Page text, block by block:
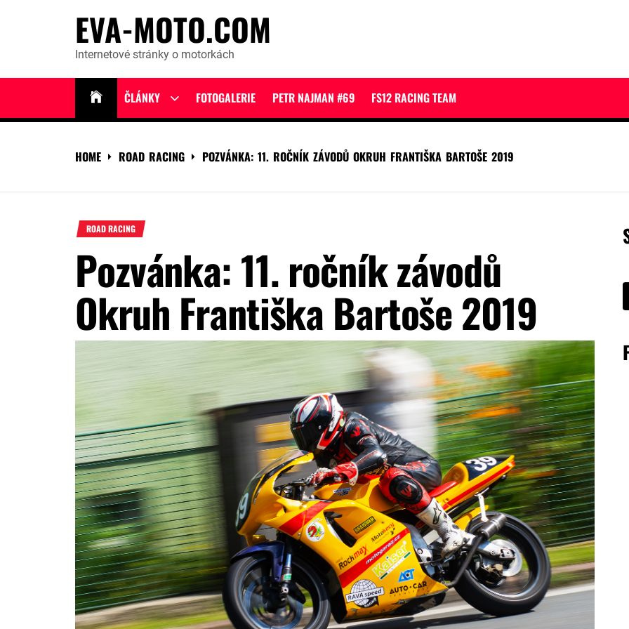
EVA-MOTO.COM
Internetové stránky o motorkách
ČLÁNKY
Show
menu
FOTOGALERIE PETR NAJMAN #69 FS12 RACING TEAM
HOME ROAD RACING POZVÁNKA: 11. ROČNÍK ZÁVODŮ OKRUH FRANTIŠKA BARTOŠE 2019
ROAD RACING
Pozvánka: 11. ročník závodů
Okruh Františka Bartoše 2019